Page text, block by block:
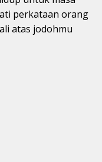
perkataan orang
atas jodohmu